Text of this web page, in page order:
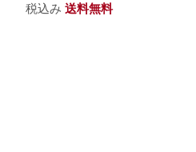
税込み送料無料